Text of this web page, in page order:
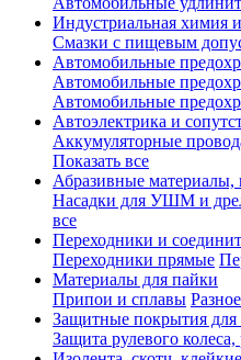
Индустриальная химия
Смазки с пищевым
Автомобильные
Автомобильные
Автомобильные
Автоэлектрика и
Аккумуляторные
Показать все
Абразивные материалы,
Насадки для УШМ и
все
Переходники и
Переходники прямые
Материалы для пайки
Припои и сплавы
Защитные покрытия для
Защита рулевого